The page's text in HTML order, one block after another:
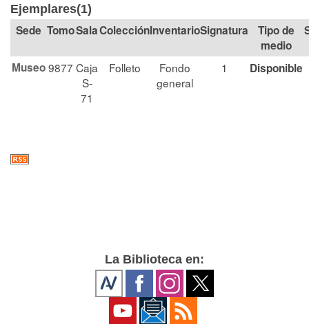
Ejemplares(1)
TomoSalaColección Signatura
Tipo de
medio
Museo9877 Caja
S-
71
Folleto
Fondo
general
1 Disponible
La Biblioteca en: